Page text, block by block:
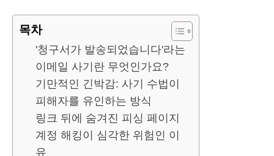
목차
'청구서가 발송되었습니다'라는
이메일 사기란 무엇인가요?
기만적인 긴박감: 사기 수법이
피해자를 유인하는 방식
링크 뒤에 숨겨진 피싱 페이지
계정 해킹이 심각한 위험인 이
유